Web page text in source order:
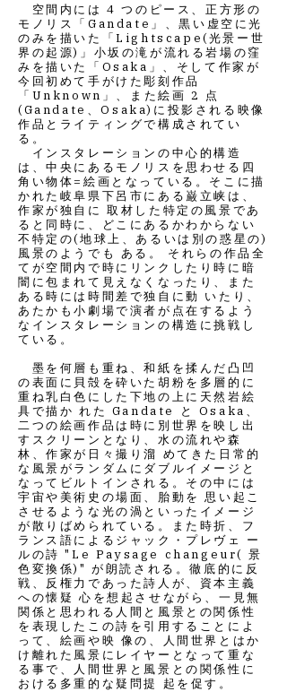
空間内には 4 つのピース、正方形の
モノリス「Gandate」、黒い虚空に光
のみを描いた「Lightscape(光景ー世
界の起源)」小坂の滝が流れる岩場の窪
みを描いた「Osaka」、そして作家が
今回初めて手がけた彫刻作品
「Unknown」、また絵画 2 点
(Gandate、Osaka)に投影される映像
作品とライティングで構成されてい
る。
インスタレーションの中心的構造
は、中央にあるモノリスを思わせる四
角い物体=絵画となっている。そこに描
かれた岐阜県下呂市にある巌立峡は、
作家が独自に 取材した特定の風景であ
ると同時に、どこにあるかわからない
不特定の(地球上、あるいは別の惑星の)
風景のようでも ある。 それらの作品全
てが空間内で時にリンクしたり時に暗
闇に包まれて見えなくなったり、また
ある時には時間差で独自に動 いたり、
あたかも小劇場で演者が点在するよう
なインスタレーションの構造に挑戦し
ている。
墨を何層も重ね、和紙を揉んだ凸凹
の表面に貝殻を砕いた胡粉を多層的に
重ね乳白色にした下地の上に天然岩絵
具で描か れた Gandate と Osaka、
二つの絵画作品は時に別世界を映し出
すスクリーンとなり、水の流れや森
林、作家が日々撮り溜 めてきた日常的
な風景がランダムにダブルイメージと
なってビルトインされる。その中には
宇宙や美術史の場面、胎動を 思い起こ
させるような光の渦といったイメージ
が散りばめられている。また時折、フ
ランス語によるジャック・プレヴェ ー
ルの詩 "Le Paysage changeur( 景
色変換係)" が朗読される。徹底的に反
戦、反権力であった詩人が、資本主義
への懐疑 心を想起させながら、一見無
関係と思われる人間と風景との関係性
を表現したこの詩を引用することによ
って、絵画や映 像の、人間世界とはか
け離れた風景にレイヤーとなって重な
る事で、人間世界と風景との関係性に
おける多重的な疑問提 起を促す。